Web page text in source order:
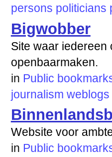
persons politicians
Bigwobber
Site waar
openbaarmaken.
in Public
journalism weblogs
Website voor
in Public